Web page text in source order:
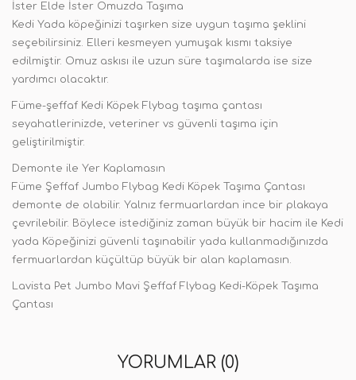
İster Elde İster Omuzda Taşıma
Kedi Yada köpeğinizi taşırken size uygun taşıma şeklini
seçebilirsiniz. Elleri kesmeyen yumuşak kısmı taksiye
edilmiştir. Omuz askısı ile uzun süre taşımalarda ise size
yardımcı olacaktır.
Füme-şeffaf Kedi Köpek Flybag taşıma çantası
seyahatlerinizde, veteriner vs güvenli taşıma için
geliştirilmiştir.
Demonte ile Yer Kaplamasın
Füme Şeffaf Jumbo Flybag Kedi Köpek Taşıma Çantası
demonte de olabilir. Yalnız fermuarlardan ince bir plakaya
çevrilebilir. Böylece istediğiniz zaman büyük bir hacim ile Kedi
yada Köpeğinizi güvenli taşınabilir yada kullanmadığınızda
fermuarlardan küçültüp büyük bir alan kaplamasın.
Lavista Pet Jumbo Mavi Şeffaf Flybag Kedi-Köpek Taşıma
Çantası
YORUMLAR (0)